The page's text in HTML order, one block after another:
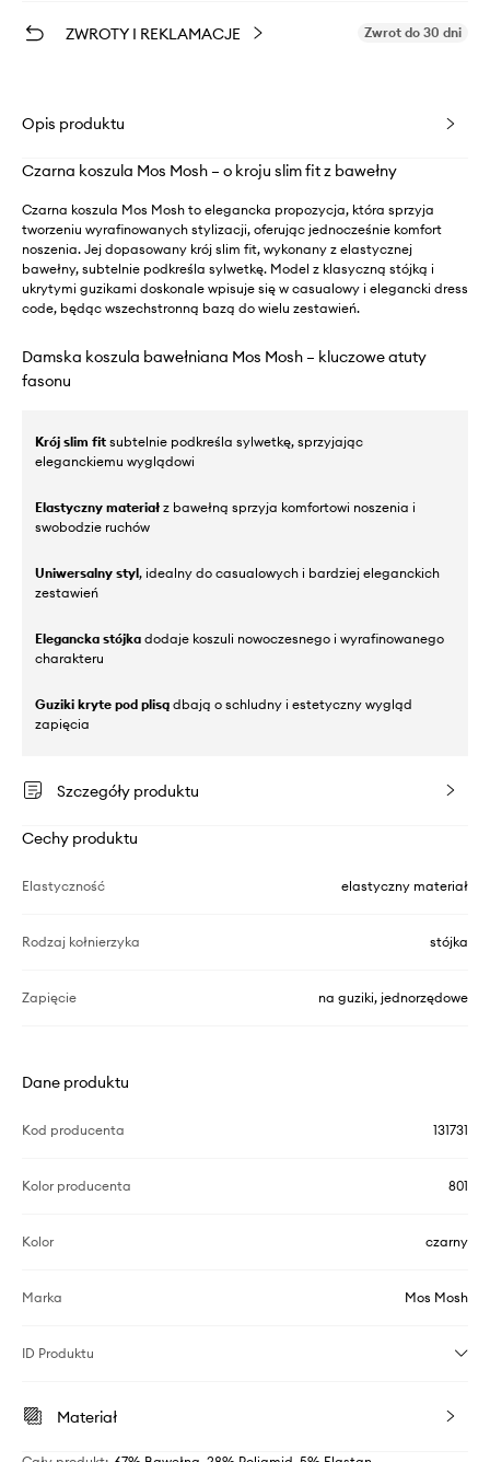
ZWROTY I REKLAMACJE Zwrot do 30 dni
Opis produktu
Czarna koszula Mos Mosh – o kroju slim fit z bawełny
Czarna koszula Mos Mosh to elegancka propozycja, która sprzyja
tworzeniu wyrafinowanych stylizacji, oferując jednocześnie komfort
noszenia. Jej dopasowany krój slim fit, wykonany z elastycznej
bawełny, subtelnie podkreśla sylwetkę. Model z klasyczną stójką i
ukrytymi guzikami doskonale wpisuje się w casualowy i elegancki dress
code, będąc wszechstronną bazą do wielu zestawień.
Damska koszula bawełniana Mos Mosh – kluczowe atuty
fasonu
Krój slim fit subtelnie podkreśla sylwetkę, sprzyjając
eleganckiemu wyglądowi
Elastyczny materiał z bawełną sprzyja komfortowi noszenia i
swobodzie ruchów
Uniwersalny styl, idealny do casualowych i bardziej eleganckich
zestawień
Elegancka stójka dodaje koszuli nowoczesnego i wyrafinowanego
charakteru
Guziki kryte pod plisą dbają o schludny i estetyczny wygląd
zapięcia
Szczegóły produktu
Cechy produktu
Elastyczność elastyczny materiał
Rodzaj kołnierzyka stójka
Zapięcie na guziki, jednorzędowe
Dane produktu
Kod producenta 131731
Kolor producenta 801
Kolor czarny
Marka Mos Mosh
ID Produktu
Materiał